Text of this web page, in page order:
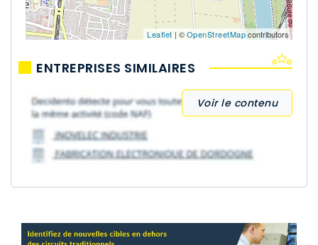
Leaflet | ©OpenStreetMapcontributors
ENTREPRISES SIMILAIRES
Voir le contenu